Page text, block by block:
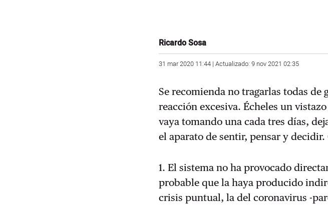
Ricardo Sosa
31 mar 2020 11:44 | Actualizado: 9 nov 2021 02:35
Se recomienda no tragarlas todas de
reacción excesiva. Écheles un
vaya tomando una cada tres días,
el aparato de sentir, pensar y
1. El sistema no ha provocado
probable que la haya producido
crisis puntual, la del corona­virus -